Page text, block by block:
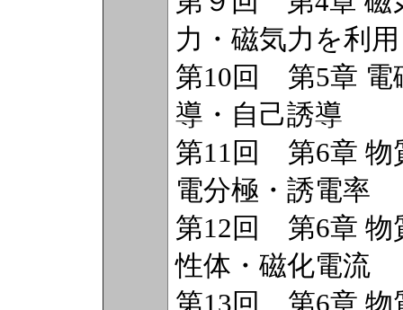
力・磁気力を利
第10回 第5章 電
導・自己誘導
第11回 第6章 物
電分極・誘電率
第12回 第6章 物
性体・磁化電流
第13回 第6章 物